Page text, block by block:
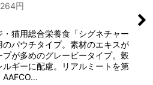
264円
・猫用総合栄養食「シグネチャー
のパウチタイプ。素材のエキスが
プが多めのグレービータイプ。穀
ルギーに配慮。リアルミートを第
AAFCO…